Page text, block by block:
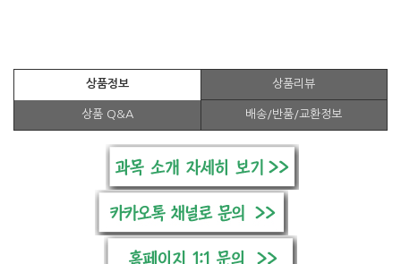
상품정보 상품리뷰
상품 Q&A 배송/반품/교환정보